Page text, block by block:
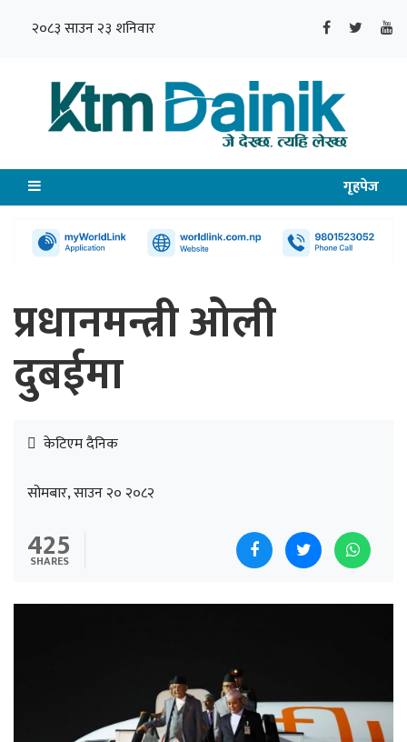
२०८३ साउन २३ शनिवार
गृहपेज
प्रधानमन्त्री ओली
दुबईमा
केटिएम दैनिक
सोमबार, साउन २० २०८२
425
SHARES